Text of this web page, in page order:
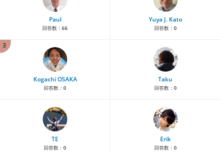
Paul
回答数： 66
Yuya J. Kato
回答数： 0
3
Kogachi OSAKA
回答数： 0
Taku
回答数： 0
TE
回答数： 0
Erik
回答数： 0